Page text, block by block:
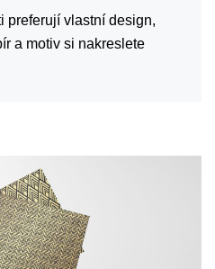
preferují vlastní design,
a motiv si nakreslete